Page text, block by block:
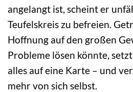
angelangt ist, scheint er
Teufelskreis zu befreien.
Hoffnung auf den großen
Probleme lösen könnte,
alles auf eine Karte – und
mehr von sich selbst.